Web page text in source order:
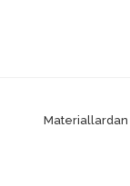
Materiallardan